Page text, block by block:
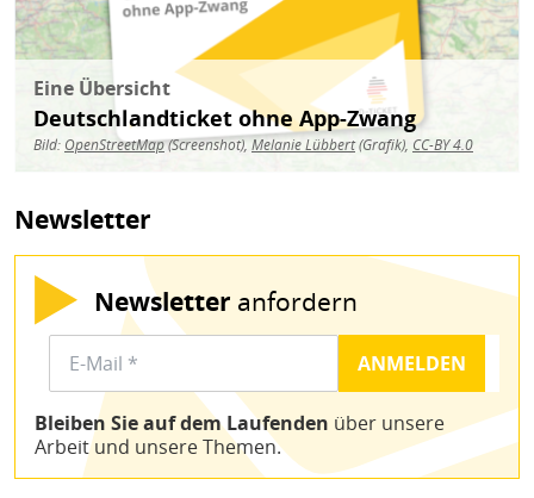
Eine Übersicht
Deutschlandticket ohne App-Zwang
Bild: OpenStreetMap(Screenshot),Melanie Lübbert(Grafik), CC-BY 4.0
Newsletter
Newsletter anfordern
Bleiben Sie auf dem Laufenden über unsere
Arbeit und unsere Themen.